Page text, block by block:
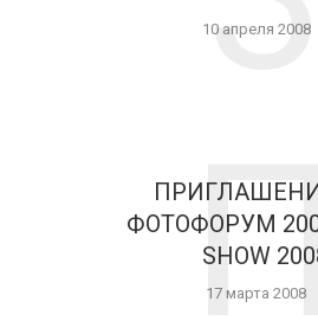
10 апреля 2008
ФОТОФОРУМ
SHOW
17 марта 2008